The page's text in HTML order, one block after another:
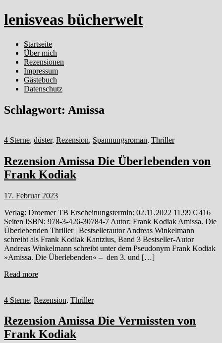
lenisveas bücherwelt
Startseite
Über mich
Rezensionen
Impressum
Gästebuch
Datenschutz
Schlagwort: Amissa
4 Sterne, düster, Rezension, Spannungsroman, Thriller
Rezension Amissa Die Überlebenden von
Frank Kodiak
17. Februar 2023
Verlag: Droemer TB Erscheinungstermin: 02.11.2022 11,99 € 416
Seiten ISBN: 978-3-426-30784-7 Autor: Frank Kodiak Amissa. Die
Überlebenden Thriller | Bestsellerautor Andreas Winkelmann
schreibt als Frank Kodiak Kantzius, Band 3 Bestseller-Autor
Andreas Winkelmann schreibt unter dem Pseudonym Frank Kodiak
»Amissa. Die Überlebenden« – den 3. und […]
Read more
4 Sterne, Rezension, Thriller
Rezension Amissa Die Vermissten von
Frank Kodiak